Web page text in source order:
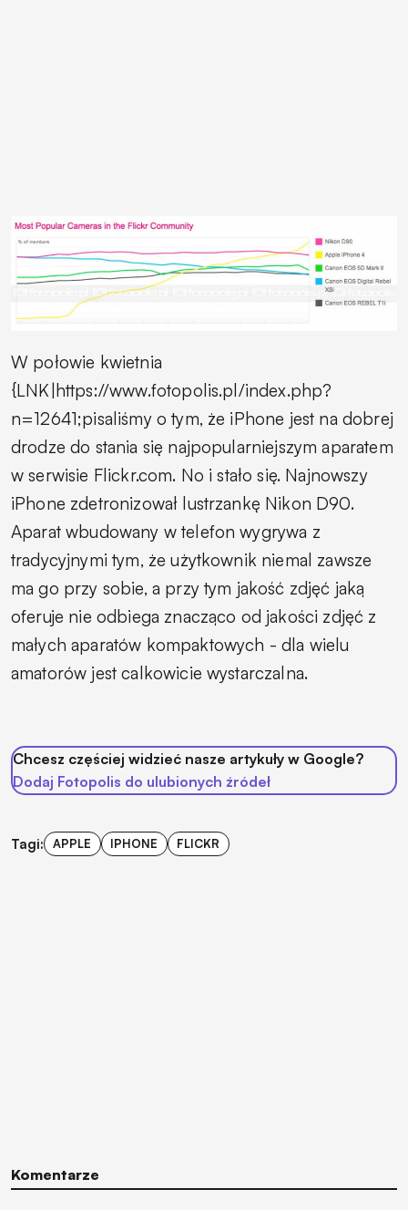
W połowie kwietnia
{LNK|https://www.fotopolis.pl/index.php?
n=12641;pisaliśmy o tym, że iPhone jest na dobrej
drodze do stania się najpopularniejszym aparatem
w serwisie Flickr.com. No i stało się. Najnowszy
iPhone zdetronizował lustrzankę Nikon D90.
Aparat wbudowany w telefon wygrywa z
tradycyjnymi tym, że użytkownik niemal zawsze
ma go przy sobie, a przy tym jakość zdjęć jaką
oferuje nie odbiega znacząco od jakości zdjęć z
małych aparatów kompaktowych - dla wielu
amatorów jest calkowicie wystarczalna.
Chcesz częściej widzieć nasze artykuły w Google?
Dodaj Fotopolis do ulubionych źródeł
Tagi: APPLE IPHONE FLICKR
Komentarze